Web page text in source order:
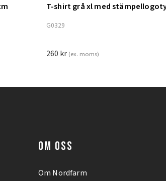
Lägg till i varukorg
T-shirt grå xl med
G0329
260 kr (ex. moms)
OM OSS
Om Nordfarm